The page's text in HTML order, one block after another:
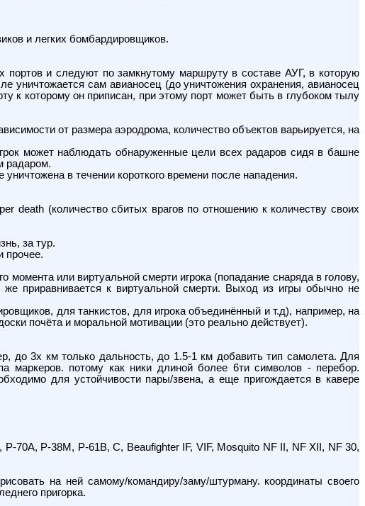
и легких бомбардировщиков.
и следуют по замкнутому маршруту в составе АУГ, в которую
уничтожается сам авианосец (до уничтожения охранения, авианосец
к которому он приписан, при этому порт может быть в глубоком тылу
от размера аэродрома, количество объектов варьируется, на
наблюдать обнаруженные цели всех радаров сидя в башне
радаром.
в течении короткого времени после нападения.
death (количество сбитых врагов по отношению к количеству своих
за тур.
прочее.
или виртуальной смерти игрока (попадание снаряда в голову,
приравнивается к виртуальной смерти. Выход из игры обычно не
для танкистов, для игрока объединённый и т.д), например, на
почёта и моральной мотивации (это реально действует).
до 3х км только дальность, до 1.5-1 км добавить тип самолета. Для
маркеров. потому как ники длиной более 6ти символов - перебор.
для устойчивости пары/звена, а еще пригождается в кавере
70A, P-38M, P-61B, C, Beaufighter IF, VIF, Mosquito NF II, NF XII, NF 30,
на ней самому/командиру/заму/штурману. координаты своего
пригорка.